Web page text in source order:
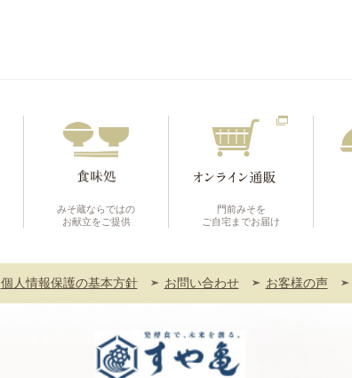
みそ蔵ならではの
お献立をご提供
門前みそを
ご自宅までお届け
個人情報保護の基本方針 お問い合わせ お客様の声